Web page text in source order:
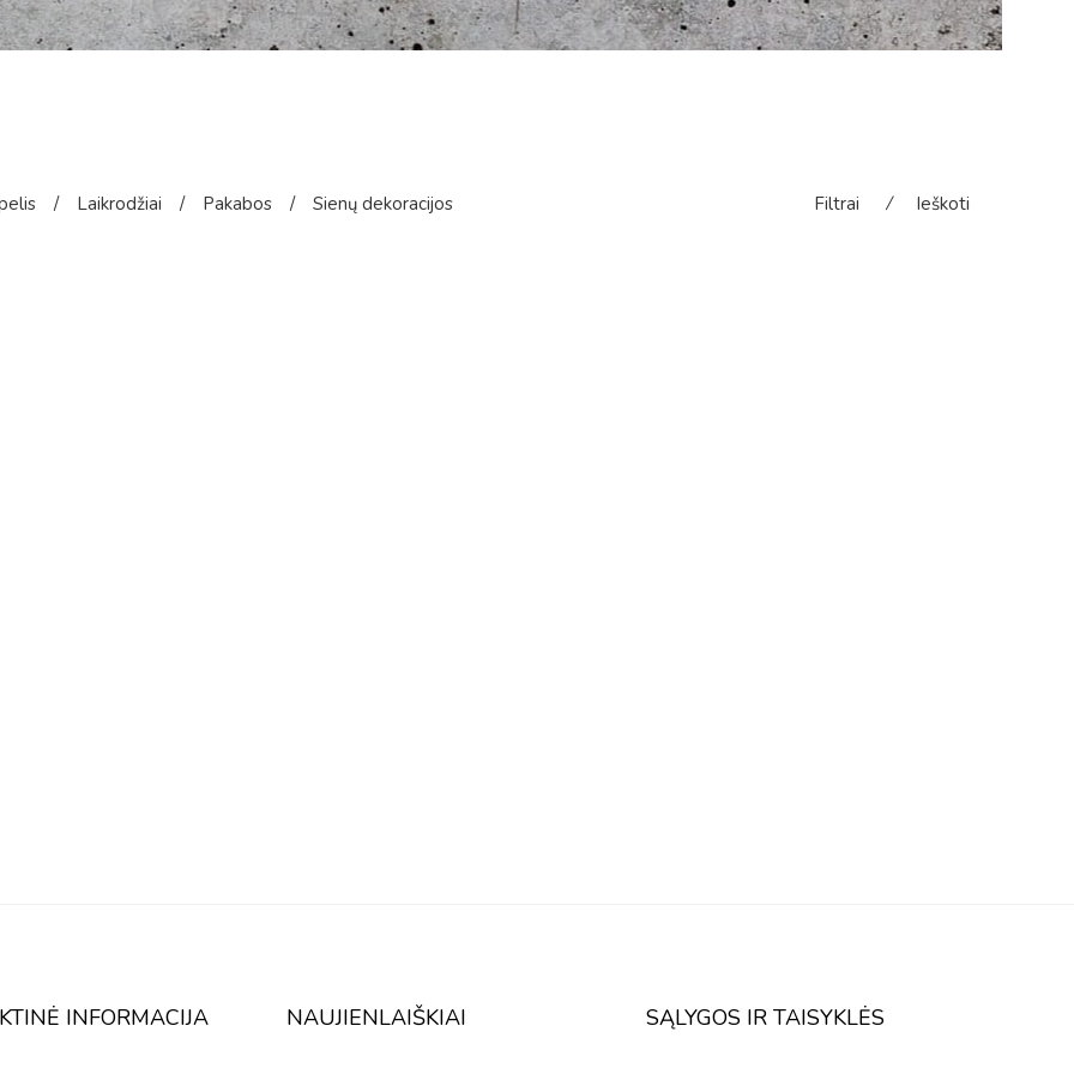
/ Laikrodžiai / Pakabos / Sienų dekoracijos Filtrai ⁄ Ieškoti
INFORMACIJA NAUJIENLAIŠKIAI SĄLYGOS IR TAISYKLĖS